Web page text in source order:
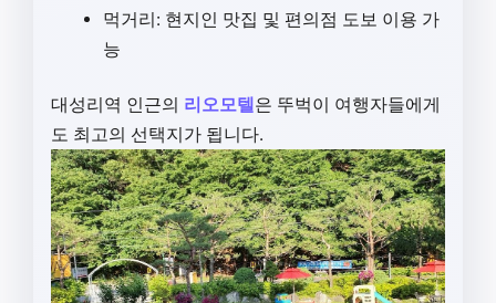
먹거리: 현지인 맛집 및 편의점 도보 이용 가
능
대성리역 인근의 리오모텔은 뚜벅이 여행자들에게
도 최고의 선택지가 됩니다.